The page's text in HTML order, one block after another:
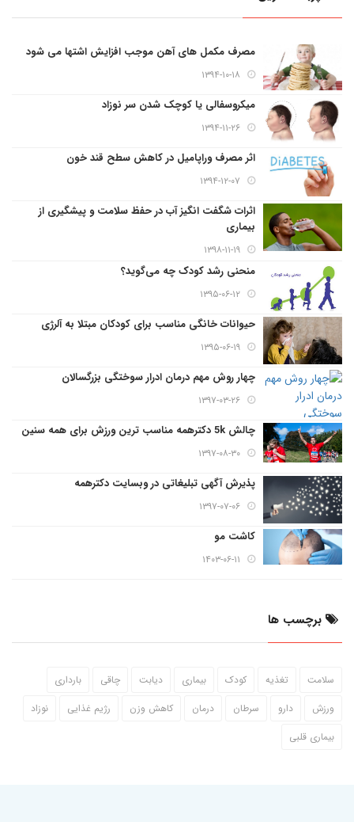
مصرف مکمل های آهن موجب افزایش اشتها می شود
۱۳۹۴-۱۰-۱۸
میکروسفالی یا کوچک شدن سر نوزاد
۱۳۹۴-۱۱-۲۶
اثر مصرف وراپامیل در کاهش سطح قند خون
۱۳۹۴-۱۲-۰۷
اثرات شگفت انگیز آب در حفظ سلامت و پیشگیری از
بیماری
۱۳۹۸-۱۱-۱۹
منحنی رشد کودک چه می‌گوید؟
۱۳۹۵-۰۶-۱۲
حیوانات خانگی مناسب برای کودکان مبتلا به آلرژی
۱۳۹۵-۰۶-۱۹
چهار روش مهم درمان ادرار سوختگی بزرگسالان
۱۳۹۷-۰۳-۲۶
چالش 5k دکترهمه مناسب ترین ورزش برای همه سنین
۱۳۹۷-۰۸-۳۰
پذیرش آگهی تبلیغاتی در وبسایت دکترهمه
۱۳۹۷-۰۷-۰۶
کاشت مو
۱۴۰۳-۰۶-۱۱
برچسب ها
سلامت تغذیه کودک بیماری دیابت چاقی
بارداری
ورزش
دارو سرطان درمان کاهش وزن رژیم غذایی
نوزاد
بیماری قلبی